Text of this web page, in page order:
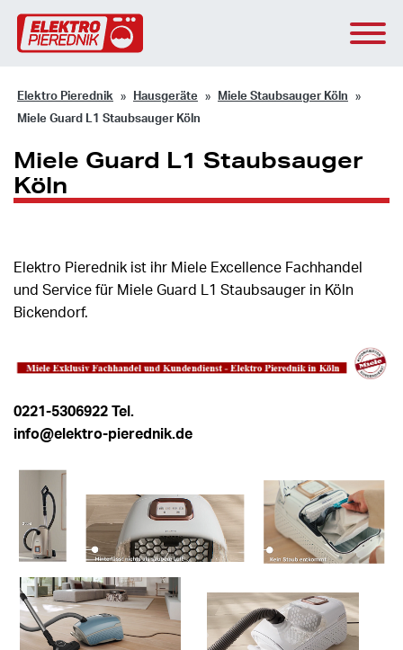
Elektro Pierednik Hausgeräte Miele Staubsauger Köln
Miele Guard L1 Staubsauger Köln
Miele Guard L1 Staubsauger
Köln
Elektro Pierednik ist ihr Miele Excellence Fachhandel
und Service für Miele Guard L1 Staubsauger in Köln
Bickendorf.
0221-5306922 Tel.
info@elektro-pierednik.de